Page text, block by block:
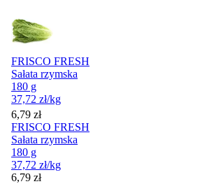
FRISCO FRESH
Sałata rzymska
180 g
37,72 zł/kg
Cena
6,79 zł
FRISCO FRESH
Sałata rzymska
180 g
37,72 zł/kg
Cena
6,79 zł